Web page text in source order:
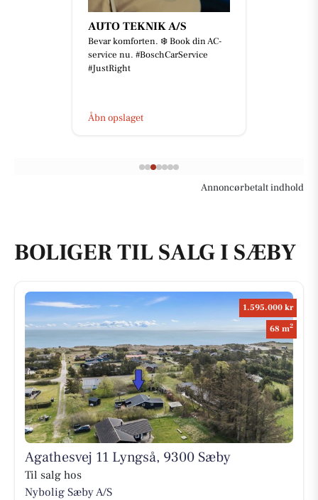
AUTO TEKNIK A/S
Bevar komforten. ❄️ Book din AC-
service nu. #BoschCarService
#JustRight
Åbn opslaget
Annoncørbetalt indhold
BOLIGER TIL SALG I SÆBY
1.595.000 kr
68 m2
Agathesvej 11 Lyngså, 9300 Sæby
Til salg hos
Nybolig Sæby A/S